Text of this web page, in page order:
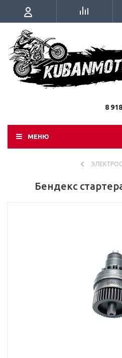
8
МЕНЮ
Бендекс